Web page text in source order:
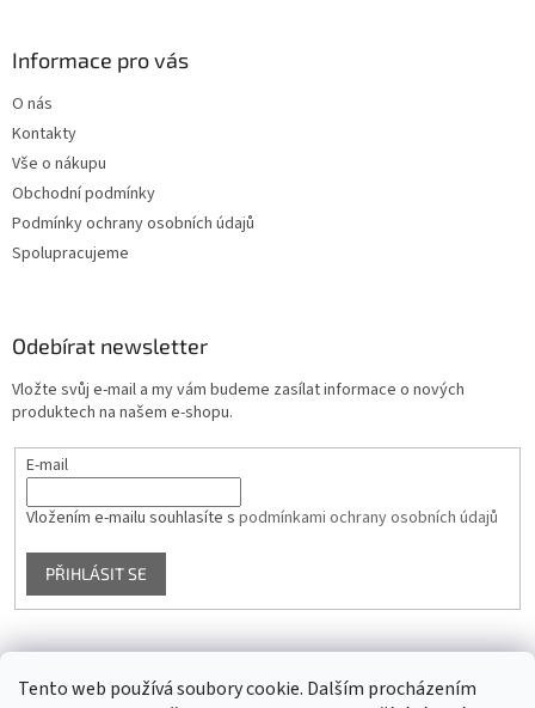
Tento web používá soubory cookie. Dalším procházením
Informace pro vás
O nás
Kontakty
Vše o nákupu
Obchodní podmínky
Podmínky ochrany osobních údajů
Spolupracujeme
Odebírat newsletter
Vložte svůj e-mail a my vám budeme zasílat informace o nových
produktech na našem e-shopu.
E-mail
Vložením e-mailu souhlasíte s podmínkami ochrany osobních údajů
PŘIHLÁSIT SE
Facebook